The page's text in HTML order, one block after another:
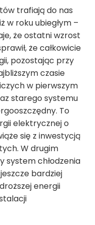
trafiają do nas
w roku ubiegłym –
że ostatni wzrost
że całkowicie
pozostając przy
czasie
w pierwszym
starego systemu
To
elektrycznej o
się z inwestycją
W drugim
system chłodzenia
bardziej
energii